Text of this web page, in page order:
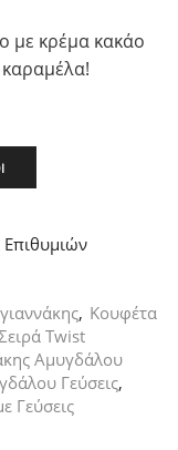
με κρέμα κακάο
, Κουφέτα
Twist
Αμυγδάλου
Γεύσεις,
Γεύσεις